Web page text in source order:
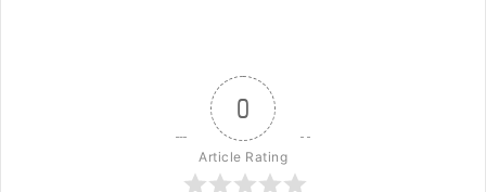
0
Article Rating